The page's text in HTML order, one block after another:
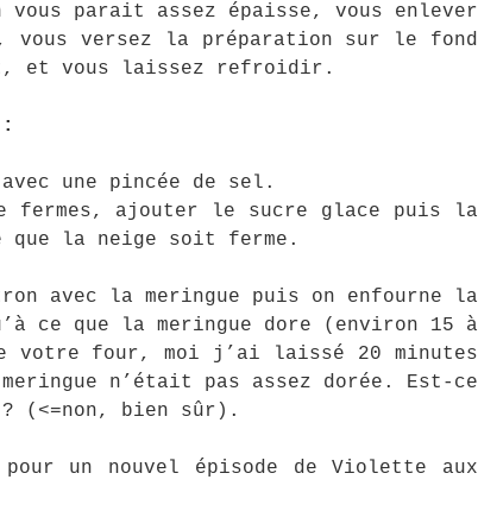
parait assez épaisse, vous enlever
vous versez la préparation sur le fond
et vous laissez refroidir.
une pincée de sel.
fermes, ajouter le sucre glace puis la
que la neige soit ferme.
avec la meringue puis on enfourne la
ce que la meringue dore (environ 15 à
votre four, moi j’ai laissé 20 minutes
n’était pas assez dorée. Est-ce
(<=non, bien sûr).
un nouvel épisode de Violette aux